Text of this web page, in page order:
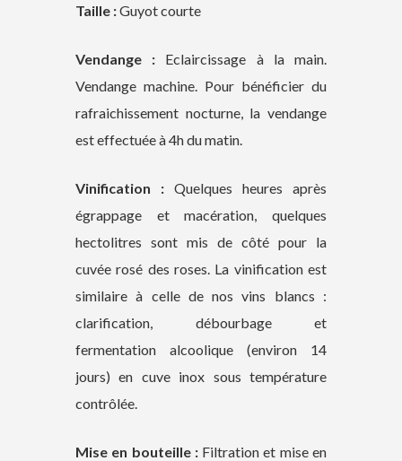
Taille :Guyot courte
Vendange : Eclaircissage à la main.
Vendange machine. Pour bénéficier du
rafraichissement nocturne, la vendange
est effectuée à 4h du matin.
Vinification : Quelques heures après
égrappage et macération, quelques
hectolitres sont mis de côté pour la
cuvée rosé des roses. La vinification est
similaire à celle de nos vins blancs :
clarification, débourbage et
fermentation alcoolique (environ 14
jours) en cuve inox sous température
contrôlée.
Mise en bouteille :Filtration et mise en